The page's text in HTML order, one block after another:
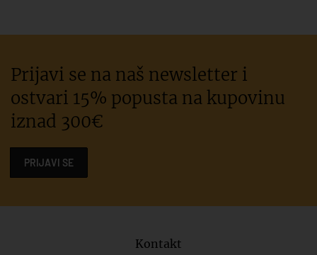
Prijavi se na naš newsletter i
ostvari 15% popusta na kupovinu
iznad 300€
PRIJAVI SE
Kontakt